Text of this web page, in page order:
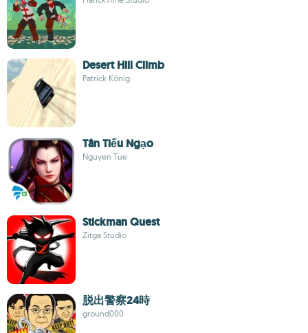
Desert Hill Climb
Patrick König
Tân Tiếu Ngạo
Nguyen Tue
Stickman Quest
Zitga Studio
脱出警察24時
ground000